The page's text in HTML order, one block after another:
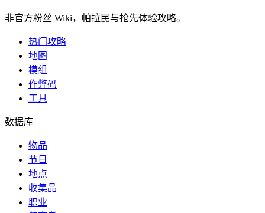
非官方粉丝 Wiki，帕拉民与抢先体验攻略。
热门攻略
地图
模组
作弊码
工具
数据库
物品
节日
地点
收集品
职业